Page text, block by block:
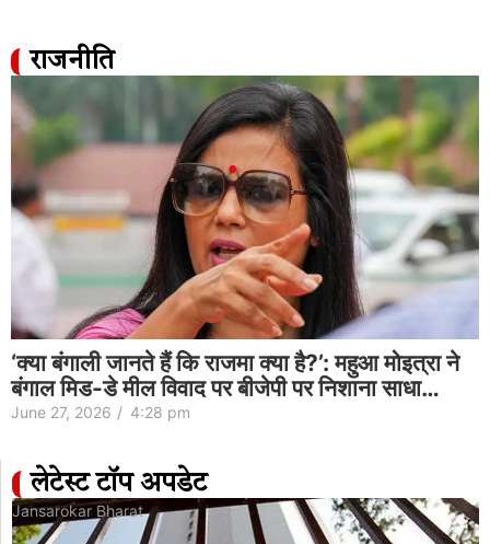
राजनीति
‘क्या बंगाली जानते हैं कि राजमा क्या है?’: महुआ मोइत्रा ने
बंगाल मिड-डे मील विवाद पर बीजेपी पर निशाना साधा…
June 27, 2026 / 4:28 pm
लेटेस्ट टॉप अपडेट
Jansarokar Bharat